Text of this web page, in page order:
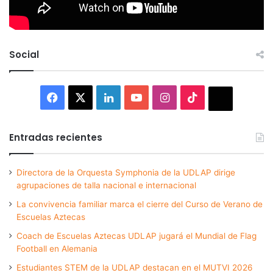
Social
Facebook LinkedInYouTubeInstagram
Entradas recientes
Directora de la Orquesta Symphonia de la UDLAP dirige
agrupaciones de talla nacional e internacional
La convivencia familiar marca el cierre del Curso de Verano de
Escuelas Aztecas
Coach de Escuelas Aztecas UDLAP jugará el Mundial de Flag
Football en Alemania
Estudiantes STEM de la UDLAP destacan en el MUTVI 2026